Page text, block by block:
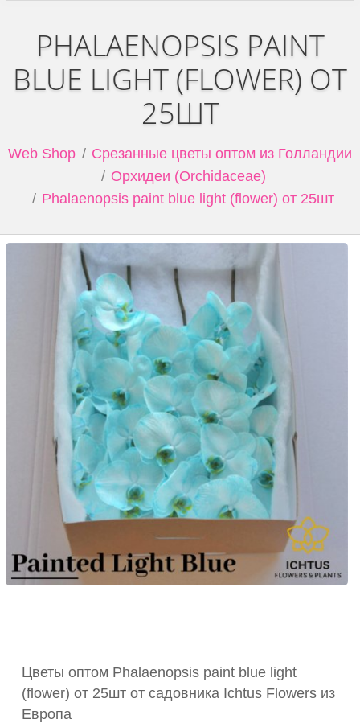
PHALAENOPSIS PAINT
BLUE LIGHT (FLOWER) ОТ
25ШТ
Web Shop
Срезанные цветы оптом из Голландии
Орхидеи (Orchidaceae)
Phalaenopsis paint blue light (flower) от 25шт
Цветы оптом Phalaenopsis paint blue light
(flower) от 25шт от садовника Ichtus Flowers из
Европа